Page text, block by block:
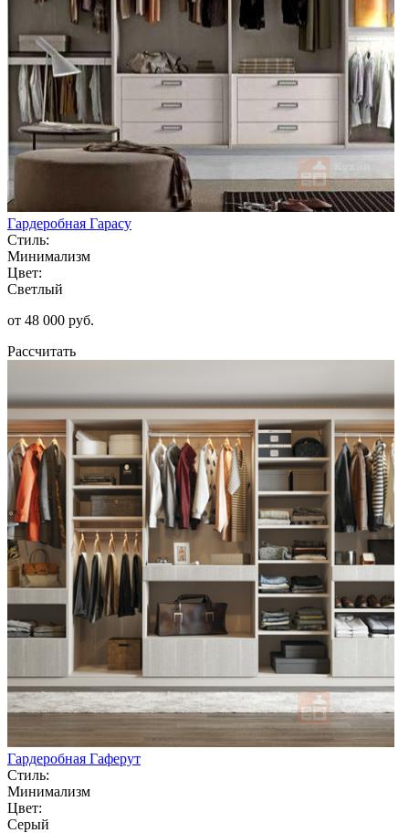
Гардеробная Гарасу
Стиль:
Минимализм
Цвет:
Светлый
от 48 000 руб.
Рассчитать
Гардеробная Гаферут
Стиль:
Минимализм
Цвет:
Серый